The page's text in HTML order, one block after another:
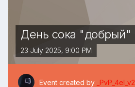
День сока "добрый"
23 July 2025, 9:00 PM
Event created by _PvP_4el_v2